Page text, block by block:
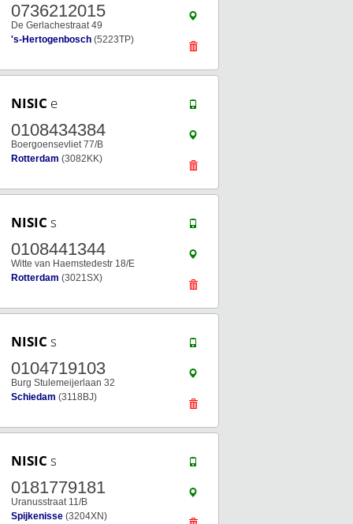
0736212015
De Gerlachestraat 49
's-Hertogenbosch (5223TP)
NISIC e
0108434384
Boergoensevliet 77/B
Rotterdam (3082KK)
NISIC s
0108441344
Witte van Haemstedestr 18/E
Rotterdam (3021SX)
NISIC s
0104719103
Burg Stulemeijerlaan 32
Schiedam (3118BJ)
NISIC s
0181779181
Uranusstraat 11/B
Spijkenisse (3204XN)